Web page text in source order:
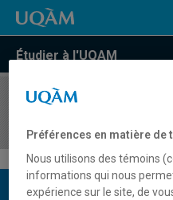
Étudier à l'UQAM
COURS//
Description du cours
Préférences en matière de
Nous utilisons des témoins
informations qui nous
expérience sur le site, de